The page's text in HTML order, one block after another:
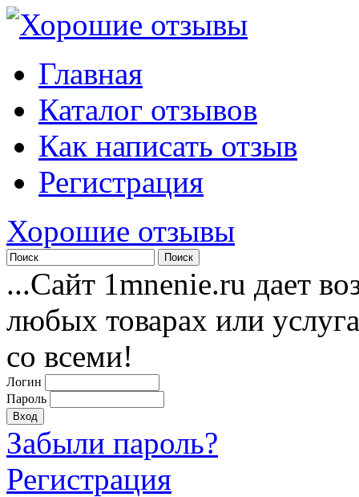
Главная
Каталог отзывов
Как написать отзыв
Регистрация
Хорошие отзывы
...Сайт 1mnenie.ru дает
любых товарах или
со всеми!
Логин
Пароль
Забыли пароль?
Регистрация